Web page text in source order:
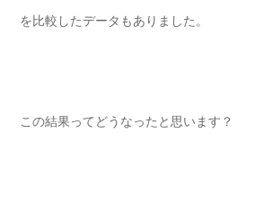
を比較したデータもありました。
この結果ってどうなったと思います？